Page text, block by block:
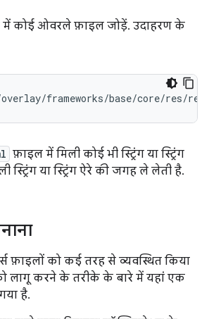
में कोई ओवरले फ़ाइल जोड़ें. उदाहरण के
फ़ाइल में मिली कोई भी स्ट्रिंग या स्ट्रिंग
स्ट्रिंग या स्ट्रिंग ऐरे की जगह ले लेती है.
फ़ाइलों को कई तरह से व्यवस्थित किया
लागू करने के तरीके के बारे में यहां एक
है.